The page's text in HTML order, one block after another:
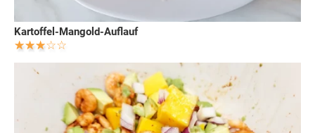
Kartoffel-Mangold-Auflauf